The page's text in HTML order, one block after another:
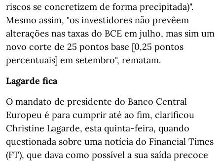
riscos se concretizem de forma precipitada)".
Mesmo assim, "os investidores não prevêem
alterações nas taxas do BCE em julho, mas sim um
novo corte de 25 pontos base [0,25 pontos
percentuais] em setembro", rematam.
Lagarde fica
O mandato de presidente do Banco Central
Europeu é para cumprir até ao fim, clarificou
Christine Lagarde, esta quinta-feira, quando
questionada sobre uma notícia do Financial Times
(FT), que dava como possível a sua saída precoce